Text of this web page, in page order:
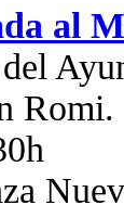
al
Romi.